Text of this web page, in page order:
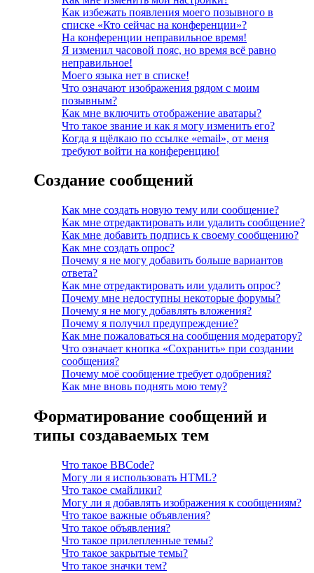
Как избежать появления моего позывного в
списке «Кто сейчас на конференции»?
На конференции неправильное время!
Я изменил часовой пояс, но время всё равно
неправильное!
Моего языка нет в списке!
Что означают изображения рядом с моим
позывным?
Как мне включить отображение аватары?
Что такое звание и как я могу изменить его?
Когда я щёлкаю по ссылке «email», от меня
требуют войти на конференцию!
Создание сообщений
Как мне создать новую тему или сообщение?
Как мне отредактировать или удалить сообщение?
Как мне добавить подпись к своему сообщению?
Как мне создать опрос?
Почему я не могу добавить больше вариантов
ответа?
Как мне отредактировать или удалить опрос?
Почему мне недоступны некоторые форумы?
Почему я не могу добавлять вложения?
Почему я получил предупреждение?
Как мне пожаловаться на сообщения модератору?
Что означает кнопка «Сохранить» при создании
сообщения?
Почему моё сообщение требует одобрения?
Как мне вновь поднять мою тему?
Форматирование сообщений и
типы создаваемых тем
Что такое BBCode?
Могу ли я использовать HTML?
Что такое смайлики?
Могу ли я добавлять изображения к сообщениям?
Что такое важные объявления?
Что такое объявления?
Что такое прилепленные темы?
Что такое закрытые темы?
Что такое значки тем?